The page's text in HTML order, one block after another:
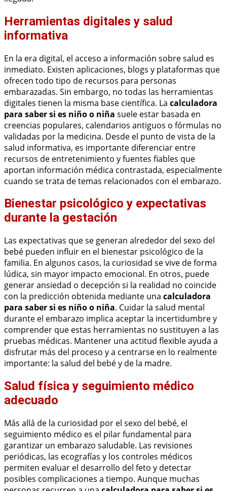
Herramientas digitales y salud
informativa
En la era digital, el acceso a información sobre salud es
inmediato. Existen aplicaciones, blogs y plataformas que
ofrecen todo tipo de recursos para personas
embarazadas. Sin embargo, no todas las herramientas
digitales tienen la misma base científica. La calculadora
para saber si es niño o niña suele estar basada en
creencias populares, calendarios antiguos o fórmulas no
validadas por la medicina. Desde el punto de vista de la
salud informativa, es importante diferenciar entre
recursos de entretenimiento y fuentes fiables que
aportan información médica contrastada, especialmente
cuando se trata de temas relacionados con el embarazo.
Bienestar psicológico y expectativas
durante la gestación
Las expectativas que se generan alrededor del sexo del
bebé pueden influir en el bienestar psicológico de la
familia. En algunos casos, la curiosidad se vive de forma
lúdica, sin mayor impacto emocional. En otros, puede
generar ansiedad o decepción si la realidad no coincide
con la predicción obtenida mediante una calculadora
para saber si es niño o niña. Cuidar la salud mental
durante el embarazo implica aceptar la incertidumbre y
comprender que estas herramientas no sustituyen a las
pruebas médicas. Mantener una actitud flexible ayuda a
disfrutar más del proceso y a centrarse en lo realmente
importante: la salud del bebé y de la madre.
Salud física y seguimiento médico
adecuado
Más allá de la curiosidad por el sexo del bebé, el
seguimiento médico es el pilar fundamental para
garantizar un embarazo saludable. Las revisiones
periódicas, las ecografías y los controles médicos
permiten evaluar el desarrollo del feto y detectar
posibles complicaciones a tiempo. Aunque muchas